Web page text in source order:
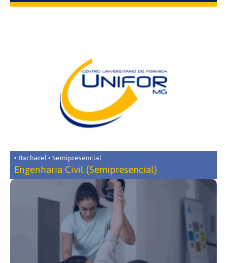
• Bacharel • Semipresencial
Engenharia Civil (Semipresencial)